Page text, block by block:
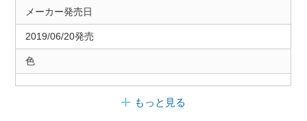
メーカー発売日
2019/06/20発売
色
もっと見る